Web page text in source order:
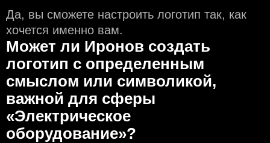
Да, вы сможете настроить логотип так, как
хочется именно вам.
Может ли Иронов создать
логотип с определeнным
смыслом или символикой,
важной для сферы
«Электрическое
оборудование»?